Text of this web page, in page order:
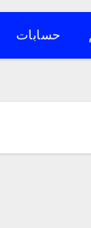
حسابات